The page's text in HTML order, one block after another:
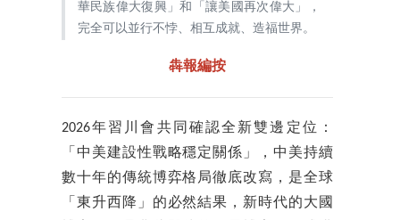
華民族偉大復興」和「讓美國再次偉大」，
完全可以並行不悖、相互成就、造福世界。
犇報編按
2026年習川會共同確認全新雙邊定位：
「中美建設性戰略穩定關係」，中美持續
數十年的傳統博弈格局徹底改寫，是全球
「東升西降」的必然結果，新時代的大國